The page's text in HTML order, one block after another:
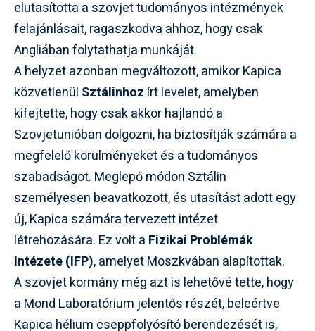
elutasította a szovjet tudományos intézmények
felajánlásait, ragaszkodva ahhoz, hogy csak
Angliában folytathatja munkáját.
A helyzet azonban megváltozott, amikor Kapica
közvetlenül Sztálinhoz írt levelet, amelyben
kifejtette, hogy csak akkor hajlandó a
Szovjetunióban dolgozni, ha biztosítják számára a
megfelelő körülményeket és a tudományos
szabadságot. Meglepő módon Sztálin
személyesen beavatkozott, és utasítást adott egy
új, Kapica számára tervezett intézet
létrehozására. Ez volt a Fizikai Problémák
Intézete (IFP), amelyet Moszkvában alapítottak.
A szovjet kormány még azt is lehetővé tette, hogy
a Mond Laboratórium jelentős részét, beleértve
Kapica hélium cseppfolyósító berendezését is,